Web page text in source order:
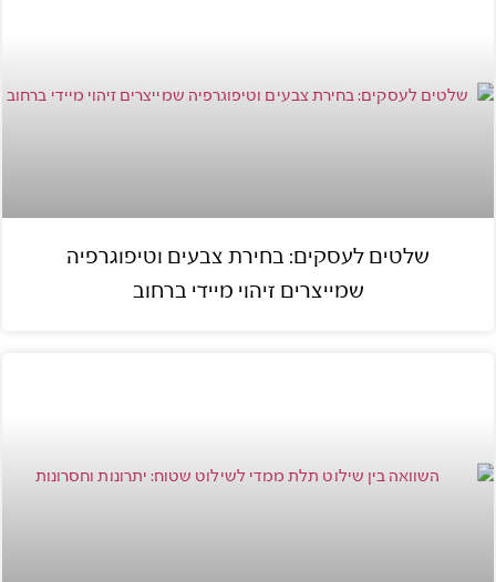
שלטים לעסקים: בחירת צבעים וטיפוגרפיה
שמייצרים זיהוי מיידי ברחוב